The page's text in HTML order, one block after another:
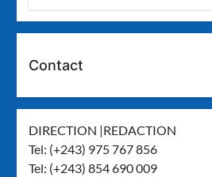
Contact
DIRECTION |REDACTION
Tel: (+243) 975 767 856
Tel: (+243) 854 690 009